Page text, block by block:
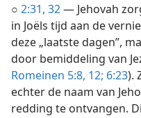
○ 2:31, 32— Jehovah
in Joëls tijd aan de
deze „laatste dagen”,
door bemiddeling van
Romeinen 5:8, 12; 6:23).
echter de naam van
redding te ontvangen.